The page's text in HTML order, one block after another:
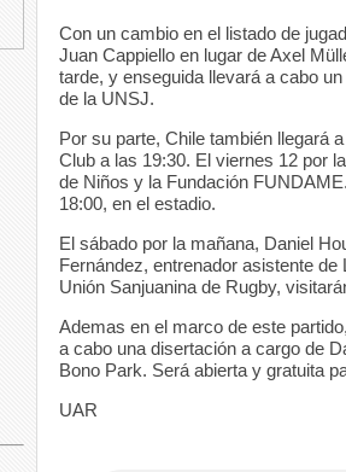
Con un cambio en el listado de
Juan Cappiello en lugar de Axel
tarde, y enseguida llevará a cabo
de la UNSJ.
Por su parte, Chile también llegará
Club a las 19:30. El viernes 12 por
de Niños y la Fundación
18:00, en el estadio.
El sábado por la mañana, Daniel
Fernández, entrenador asistente
Unión Sanjuanina de Rugby,
Ademas en el marco de este
a cabo una disertación a cargo de
Bono Park. Será abierta y gratuita
UAR